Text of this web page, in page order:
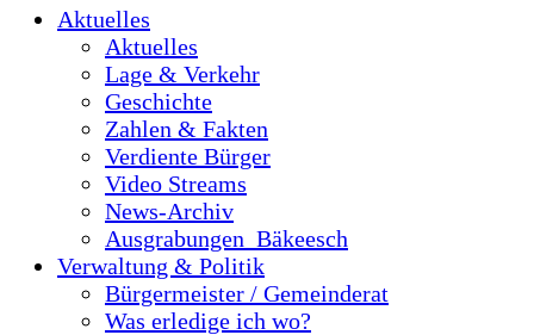
Aktuelles
Aktuelles
Lage & Verkehr
Geschichte
Zahlen & Fakten
Verdiente Bürger
Video Streams
News-Archiv
Ausgrabungen_Bäkeesch
Verwaltung & Politik
Bürgermeister / Gemeinderat
Was erledige ich wo?